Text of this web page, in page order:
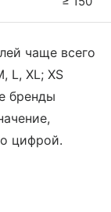
чаще всего
L, XL; XS
бренды
цифрой.